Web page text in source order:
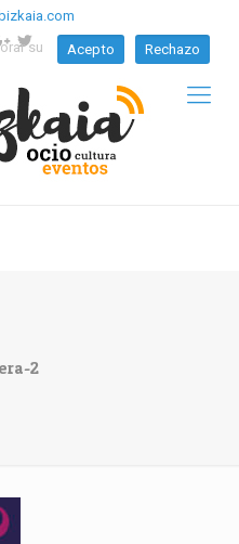
2
su
Acepto Rechazo